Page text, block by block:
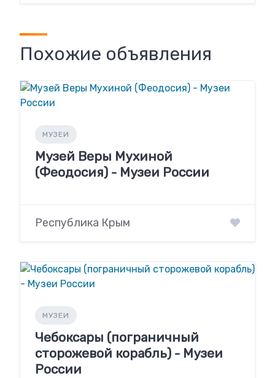
Похожие объявления
МУЗЕИ
Музей Веры Мухиной
(Феодосия) - Музеи России
Республика Крым
МУЗЕИ
Чебоксары (пограничный
сторожевой корабль) - Музеи
России